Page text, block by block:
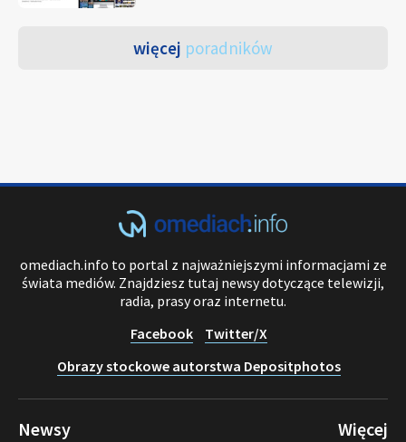
więcej poradników
omediach.info to portal z najważniejszymi informacjami ze
świata mediów. Znajdziesz tutaj newsy dotyczące telewizji,
radia, prasy oraz internetu.
Facebook
Twitter/X
Obrazy stockowe autorstwa Depositphotos
Newsy Więcej